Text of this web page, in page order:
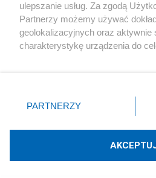
X Facebook
Technologię
ulepszanie usług. Za zgodą
Partnerzy możemy używać
geolokalizacyjnych oraz aktywnie
charakterystykę urządzenia do
zmienić/wycofać klikając przycisk
znajdujący się w lewym dolnym
rodzaje przetwarzania danych nie
użytkownika, ale masz prawo
PARTNERZY